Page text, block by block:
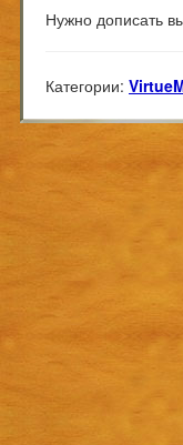
Нужно дописать
Категории: